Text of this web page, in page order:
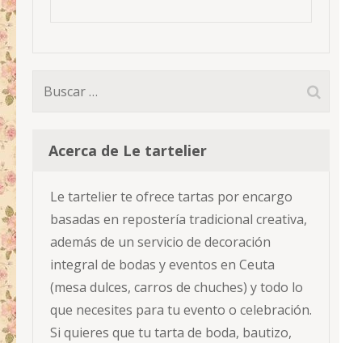
Buscar:
Acerca de Le tartelier
Le tartelier te ofrece tartas por encargo
basadas en repostería tradicional creativa,
además de un servicio de decoración
integral de bodas y eventos en Ceuta
(mesa dulces, carros de chuches) y todo lo
que necesites para tu evento o celebración.
Si quieres que tu tarta de boda, bautizo,